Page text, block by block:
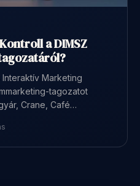
a DIMSZ
Marketing
tagozatot
Crane, Café…